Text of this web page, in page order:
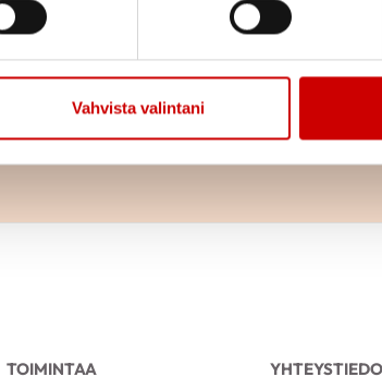
Vahvista valintani
sydändigineuvontaa. Löydät meidät
TOIMINTAA